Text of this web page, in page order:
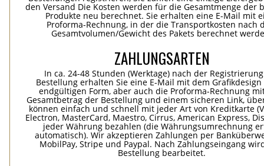
den Versand Die Kosten werden für die Gesamtmenge der
Produkte neu berechnet. Sie erhalten eine E-Mail mit
Proforma-Rechnung, in der die Transportkosten nach
Gesamtvolumen/Gewicht des Pakets berechnet
ZAHLUNGSARTEN
In ca. 24-48 Stunden (Werktage) nach der
Bestellung erhalten Sie eine E-Mail mit dem
endgültigen Form, aber auch die Proforma-Rechnung
Gesamtbetrag der Bestellung und einem sicheren Link,
können einfach und schnell mit jeder Art von Kreditkarte
Electron, MasterCard, Maestro, Cirrus, American Express,
jeder Währung bezahlen (die Währungsumrechnung
automatisch). Wir akzeptieren Zahlungen per
MobilPay, Stripe und Paypal. Nach Zahlungseingang
Bestellung bearbeitet.